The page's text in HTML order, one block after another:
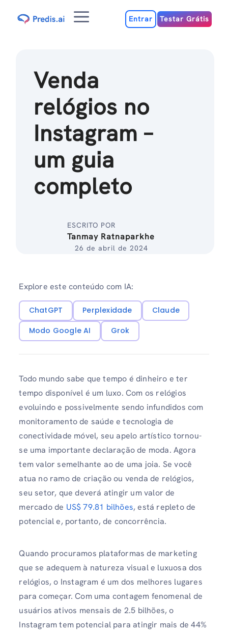
para
MenuEntrar Testar Grátis
Venda
relógios no
Instagram –
um guia
completo
ESCRITO POR
Tanmay Ratnaparkhe
26 de abril de 2024
Explore este conteúdo com IA:
ChatGPT Perplexidade
Claude
Modo Google AI
Grok
Todo mundo sabe que tempo é dinheiro e ter
tempo disponível é um luxo. Com os relógios
evoluindo e possivelmente sendo infundidos com
monitoramento de saúde e tecnologia de
conectividade móvel, seu apelo artístico tornou-
se uma importante declaração de moda. Agora
tem valor semelhante ao de uma joia. Se você
atua no ramo de criação ou venda de relógios,
seu setor, que deverá atingir um valor de
mercado de US$ 79.81 bilhões, está repleto de
potencial e, portanto, de concorrência.
Quando procuramos plataformas de marketing
que se adequem à natureza visual e luxuosa dos
relógios, o Instagram é um dos melhores lugares
para começar. Com uma contagem fenomenal de
usuários ativos mensais de 2.5 bilhões, o
Instagram tem potencial para atingir mais de 44%